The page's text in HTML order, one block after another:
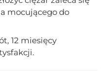
mocującego do
12 miesięcy